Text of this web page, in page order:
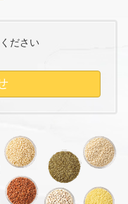
ださい